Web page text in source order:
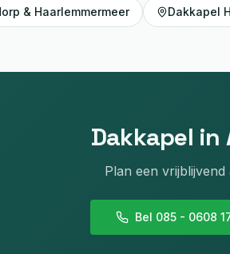
& Haarlemmermeer Dakkapel
Dakkapel in
Plan een
Bel 085 - 0608